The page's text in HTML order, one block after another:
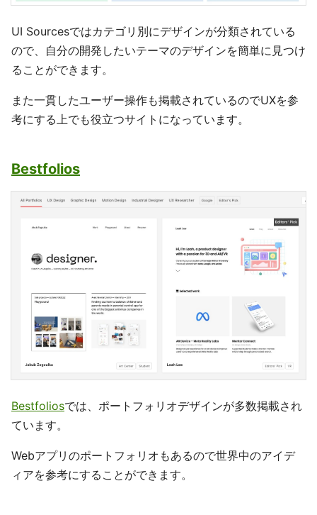
UI Sourcesではカテゴリ別にデザインが分類されている
ので、自分の開発したいテーマのデザインを簡単に見つけ
ることができます。
また一貫したユーザー操作も掲載されているのでUXを参
考にする上でも役立つサイトになっています。
Bestfolios
Bestfoliosでは、ポートフォリオデザインが多数掲載され
ています。
Webアプリのポートフォリオもあるので世界中のアイデ
ィアを参考にすることができます。